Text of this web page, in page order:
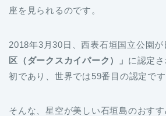
座を見られるのです。
2018年3月30日、西表石垣国立公園が
区（ダークスカイパーク）」 に認定
初であり、世界では59番目の認定です
そんな、星空が美しい石垣島のおす